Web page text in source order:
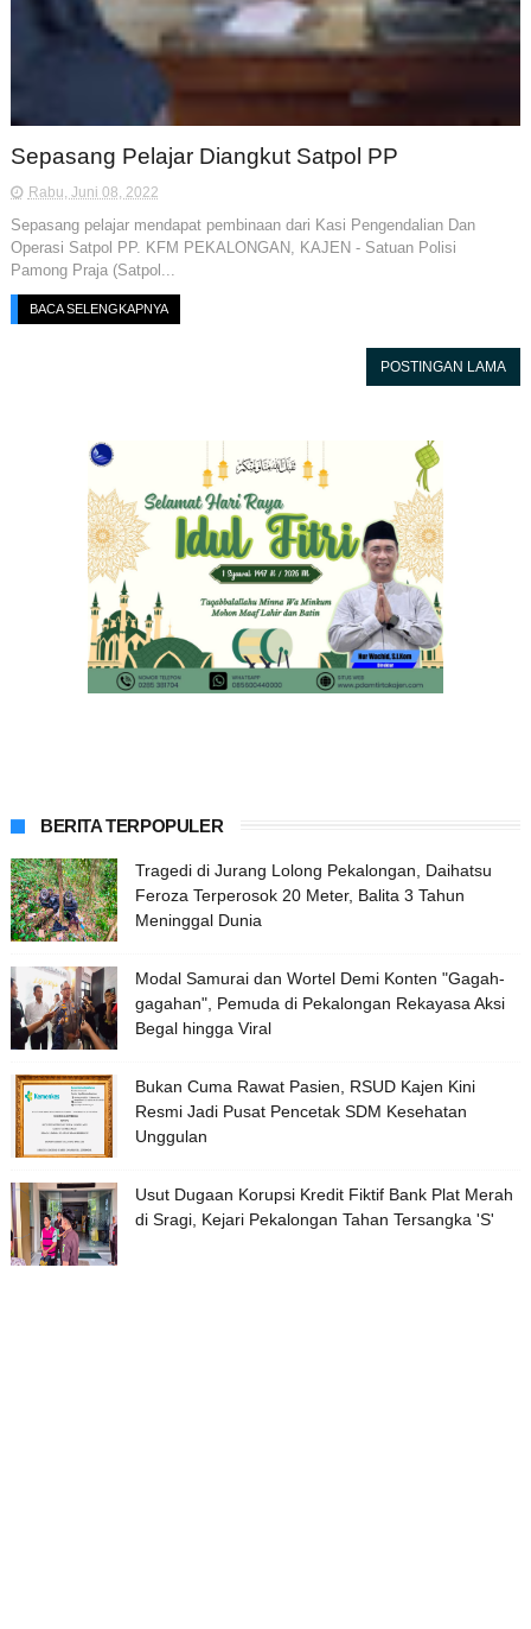
Sepasang Pelajar Diangkut Satpol PP
Rabu, Juni 08, 2022
Sepasang pelajar mendapat pembinaan dari Kasi Pengendalian Dan
Operasi Satpol PP. KFM PEKALONGAN, KAJEN - Satuan Polisi
Pamong Praja (Satpol...
BACA SELENGKAPNYA
POSTINGAN LAMA
BERITA TERPOPULER
Tragedi di Jurang Lolong Pekalongan, Daihatsu
Feroza Terperosok 20 Meter, Balita 3 Tahun
Meninggal Dunia
Modal Samurai dan Wortel Demi Konten "Gagah-
gagahan", Pemuda di Pekalongan Rekayasa Aksi
Begal hingga Viral
Bukan Cuma Rawat Pasien, RSUD Kajen Kini
Resmi Jadi Pusat Pencetak SDM Kesehatan
Unggulan
Usut Dugaan Korupsi Kredit Fiktif Bank Plat Merah
di Sragi, Kejari Pekalongan Tahan Tersangka 'S'